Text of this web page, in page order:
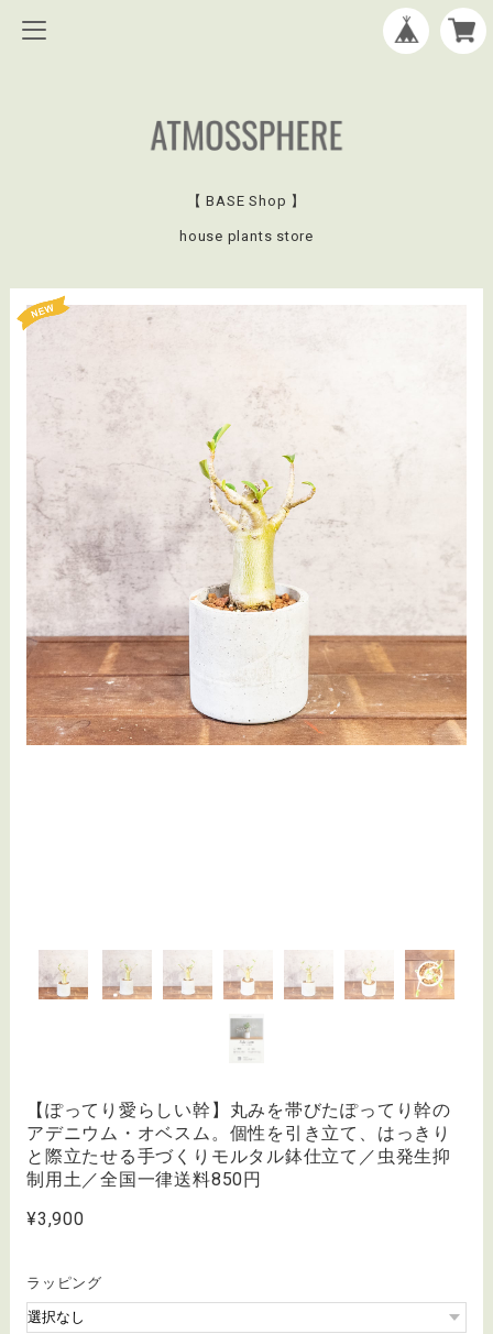
【 BASE Shop 】
house plants store
【ぽってり愛らしい幹】丸みを帯びたぽってり幹の
アデニウム・オベスム。個性を引き立て、はっきり
と際立たせる手づくりモルタル鉢仕立て／虫発生抑
制用土／全国一律送料850円
¥3,900
ラッピング